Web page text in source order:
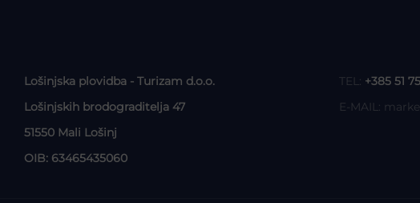
Lošinjska plovidba - Turizam d.o.o.
Lošinjskih brodograditelja 47
51550 Mali Lošinj
OIB: 63465435060
TEL: +385 51
E-MAIL: